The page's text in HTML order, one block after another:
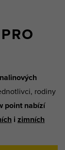
rodiny
point nabízí
i zimních